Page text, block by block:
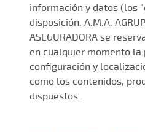
información y datos (los
disposición. A.M.A.
ASEGURADORA se
en cualquier momento la
configuración y
como los contenidos,
dispuestos.